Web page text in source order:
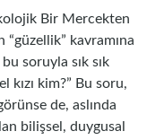
Bir Mercekten
“güzellik” kavramına
soruyla sık sık
kızı kim?” Bu soru,
de, aslında
bilişsel, duygusal